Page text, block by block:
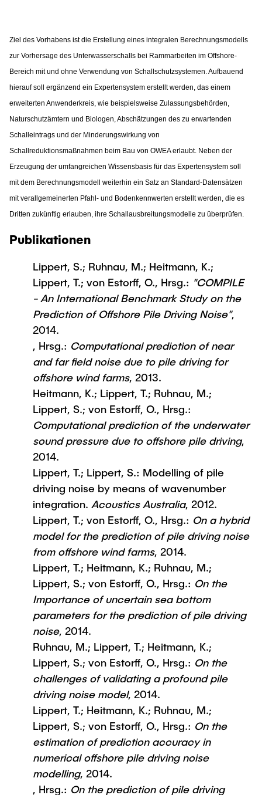
Hochschuldidaktik - ZLL
Lehre im europäischen Verbund (ECIU)
WorkINGLab / Makerspace
Reaktortechnologien“
Studienbereich FIT
Institute im Überblick
Ziel des Vorhabens ist die Erstellung eines integralen Berechnungsmodells
zur Vorhersage des Unterwasserschalls bei Rammarbeiten im Offshore-
Bereich mit und ohne Verwendung von Schallschutzsystemen. Aufbauend
hierauf soll ergänzend ein Expertensystem erstellt werden, das einem
erweiterten Anwenderkreis, wie beispielsweise Zulassungsbehörden,
Naturschutzämtern und Biologen, Abschätzungen des zu erwartenden
Schalleintrags und der Minderungswirkung von
Schallreduktionsmaßnahmen beim Bau von OWEA erlaubt. Neben der
Erzeugung der umfangreichen Wissensbasis für das Expertensystem soll
mit dem Berechnungsmodell weiterhin ein Satz an Standard-Datensätzen
mit verallgemeinerten Pfahl- und Bodenkennwerten erstellt werden, die es
Dritten zukünftig erlauben, ihre Schallausbreitungsmodelle zu überprüfen.
Publikationen
Lippert, S.; Ruhnau, M.; Heitmann, K.;
Lippert, T.; von Estorff, O., Hrsg.: "COMPILE
- An International Benchmark Study on the
Prediction of Offshore Pile Driving Noise",
2014.
, Hrsg.: Computational prediction of near
and far field noise due to pile driving for
offshore wind farms, 2013.
Heitmann, K.; Lippert, T.; Ruhnau, M.;
Lippert, S.; von Estorff, O., Hrsg.:
Computational prediction of the underwater
sound pressure due to offshore pile driving,
2014.
Lippert, T.; Lippert, S.: Modelling of pile
driving noise by means of wavenumber
integration. Acoustics Australia, 2012.
Lippert, T.; von Estorff, O., Hrsg.: On a hybrid
model for the prediction of pile driving noise
from offshore wind farms, 2014.
Lippert, T.; Heitmann, K.; Ruhnau, M.;
Lippert, S.; von Estorff, O., Hrsg.: On the
Importance of uncertain sea bottom
parameters for the prediction of pile driving
noise, 2014.
Ruhnau, M.; Lippert, T.; Heitmann, K.;
Lippert, S.; von Estorff, O., Hrsg.: On the
challenges of validating a profound pile
driving noise model, 2014.
Lippert, T.; Heitmann, K.; Ruhnau, M.;
Lippert, S.; von Estorff, O., Hrsg.: On the
estimation of prediction accuracy in
numerical offshore pile driving noise
modelling, 2014.
, Hrsg.: On the prediction of pile driving